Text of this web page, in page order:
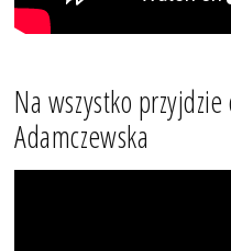
Na wszystko przyjdzie
Adamczewska